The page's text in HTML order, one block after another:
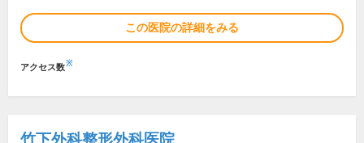
この医院の詳細をみる
アクセス数※
竹下外科整形外科医院